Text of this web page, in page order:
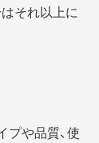
それ以上に
プや品質、使